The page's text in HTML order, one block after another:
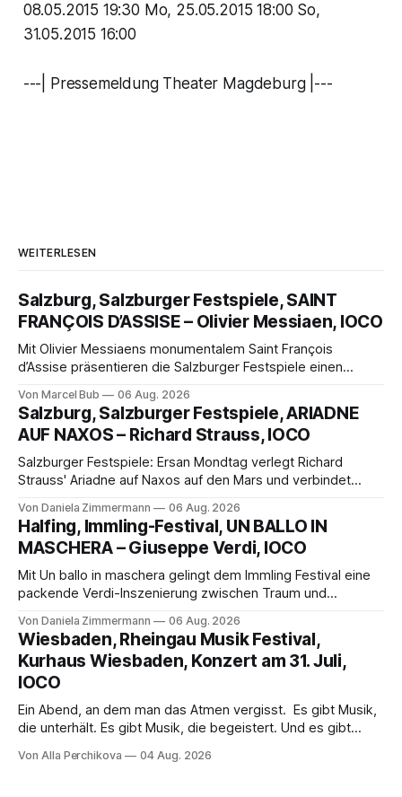
08.05.2015 19:30 Mo, 25.05.2015 18:00 So,
31.05.2015 16:00
---| Pressemeldung Theater Magdeburg |---
WEITERLESEN
Salzburg, Salzburger Festspiele, SAINT
FRANÇOIS D’ASSISE – Olivier Messiaen, IOCO
Mit Olivier Messiaens monumentalem Saint François
d’Assise präsentieren die Salzburger Festspiele einen
eine bildgewaltige Inszenierung, Maxime Pascal entfaltet
die komplexe Partitur eindrucksvoll, Philippe Sly berührt als
Franziskus.
Von Marcel Bub 06 Aug. 2026
Salzburg, Salzburger Festspiele, ARIADNE
AUF NAXOS – Richard Strauss, IOCO
Salzburger Festspiele: Ersan Mondtag verlegt Richard
Strauss' Ariadne auf Naxos auf den Mars und verbindet
Aufführung mit starken Solisten und den Wiener
Philharmonikern, szenisch bleibt der zweite Akt jedoch
hinter den Erwartungen zurück.
Von Daniela Zimmermann 06 Aug. 2026
Halfing, Immling-Festival, UN BALLO IN
MASCHERA – Giuseppe Verdi, IOCO
Mit Un ballo in maschera gelingt dem Immling Festival eine
packende Verdi-Inszenierung zwischen Traum und
psychologische Tiefe mit starken Bildern, getragen von
einem spielfreudigen Ensemble und einer musikalisch
überzeugenden Gesamtleistung.
Von Daniela Zimmermann 06 Aug. 2026
Wiesbaden, Rheingau Musik Festival,
Kurhaus Wiesbaden, Konzert am 31. Juli,
IOCO
Ein Abend, an dem man das Atmen vergisst. Es gibt Musik,
die unterhält. Es gibt Musik, die begeistert. Und es gibt
Genau so war der Abend im Kurhaus Wiesbaden, an dem
Von Alla Perchikova 04 Aug. 2026